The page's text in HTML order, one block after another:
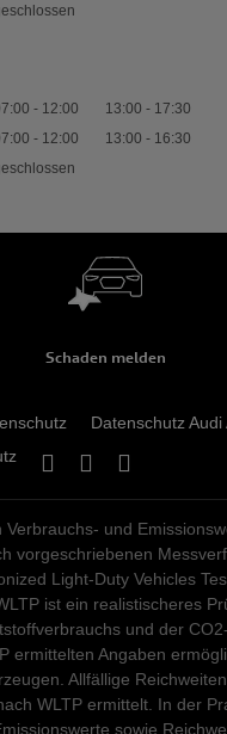
- 12:00 13:00 - 17:30
- 12:00 13:00 - 16:30
Schaden melden
Datenschutz Audi
Verbrauchs- und
vorgeschriebenen
Light-Duty Vehicles
ist ein realistischeres
und der
ermittelten Angaben
Allfällige
WLTP ermittelt. In der
sowie